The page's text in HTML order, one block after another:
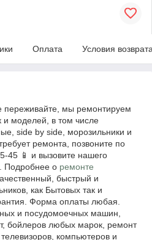
Оплата Условия
переживайте, мы ремонтируем
моделей, в том числе
side by side, морозильники и
ремонта, позвоните по
45 📱 и вызовите нашего
Подробнее о ремонте
быстрый и
как Бытовых так и
Форма оплаты любая.
и посудомоечных машин,
бойлеров любых марок, ремонт
компьютеров и